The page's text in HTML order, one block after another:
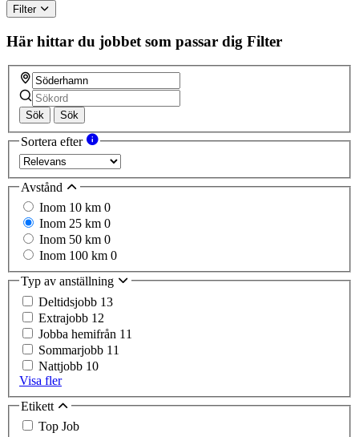
Filter
Här hittar du jobbet som passar dig Filter
Sök Sök
Sortera efter
Avstånd
Inom 10 km 0
Inom 25 km 0
Inom 50 km 0
Inom 100 km 0
Typ av anställning
Deltidsjobb 13
Extrajobb 12
Jobba hemifrån 11
Sommarjobb 11
Nattjobb 10
Visa fler
Etikett
Top Job